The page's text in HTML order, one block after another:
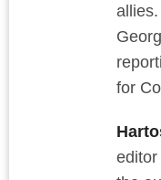
for
editor